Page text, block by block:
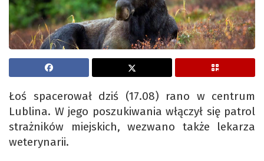
Łoś spacerował dziś (17.08) rano w centrum
Lublina. W jego poszukiwania włączył się patrol
strażników miejskich, wezwano także lekarza
weterynarii.